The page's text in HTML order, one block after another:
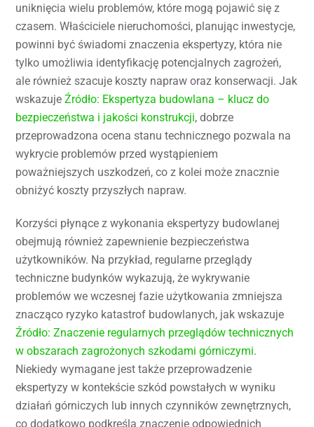
uniknięcia wielu problemów, które mogą pojawić się z
czasem. Właściciele nieruchomości, planując inwestycje,
powinni być świadomi znaczenia ekspertyzy, która nie
tylko umożliwia identyfikację potencjalnych zagrożeń,
ale również szacuje koszty napraw oraz konserwacji. Jak
wskazujeŹródło: Ekspertyza budowlana – klucz do
bezpieczeństwa i jakości konstrukcji, dobrze
przeprowadzona ocena stanu technicznego pozwala na
wykrycie problemów przed wystąpieniem
poważniejszych uszkodzeń, co z kolei może znacznie
obniżyć koszty przyszłych napraw.
Korzyści płynące z wykonania ekspertyzy budowlanej
obejmują również zapewnienie bezpieczeństwa
użytkowników. Na przykład, regularne przeglądy
techniczne budynków wykazują, że wykrywanie
problemów we wczesnej fazie użytkowania zmniejsza
znacząco ryzyko katastrof budowlanych, jak wskazuje
Źródło: Znaczenie regularnych przeglądów technicznych
w obszarach zagrożonych szkodami górniczymi.
Niekiedy wymagane jest także przeprowadzenie
ekspertyzy w kontekście szkód powstałych w wyniku
działań górniczych lub innych czynników zewnętrznych,
co dodatkowo podkreśla znaczenie odpowiednich